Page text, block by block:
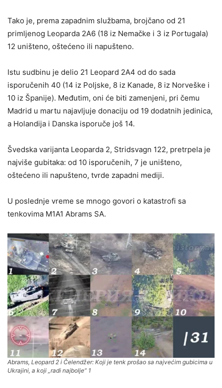
Tako je, prema zapadnim službama, brojčano od 21
primljenog Leoparda 2A6 (18 iz Nemačke i 3 iz Portugala)
12 uništeno, oštećeno ili napušteno.
Istu sudbinu je delio 21 Leopard 2A4 od do sada
isporučenih 40 (14 iz Poljske, 8 iz Kanade, 8 iz Norveške i
10 iz Španije). Međutim, oni će biti zamenjeni, pri čemu
Madrid u martu najavljuje donaciju od 19 dodatnih jedinica,
a Holandija i Danska isporuče još 14.
Švedska varijanta Leoparda 2, Stridsvagn 122, pretrpela je
najviše gubitaka: od 10 isporučenih, 7 je uništeno,
oštećeno ili napušteno, tvrde zapadni mediji.
U poslednje vreme se mnogo govori o katastrofi sa
tenkovima M1A1 Abrams SA.
Abrams, Leopard 2 i Čelendžer: Koji je tenk prošao sa najvećim gubicima u
Ukrajini, a koji „radi najbolje“ 1